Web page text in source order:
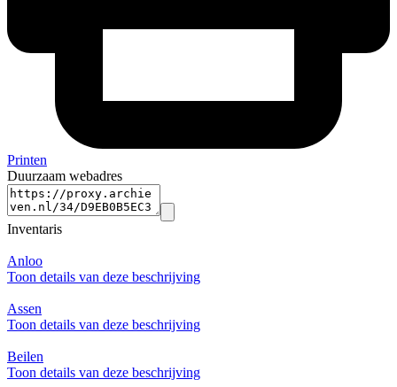
Printen
Duurzaam webadres
Inventaris
Anloo
Toon details van deze beschrijving
Assen
Toon details van deze beschrijving
Beilen
Toon details van deze beschrijving